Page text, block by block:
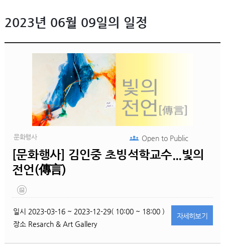
2023년 06월 09일의 일정
문화행사
[문화행사] 김인중 초빙석학교수...빛의
전언(傳言)
Open toPublic
일시 2023-03-16 ~ 2023-12-29( 10:00 ~ 18:00 )
장소 Resarch & Art Gallery
자세히보기